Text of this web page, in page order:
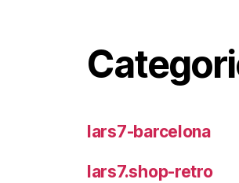
lars7-barcelona
lars7.shop-retro